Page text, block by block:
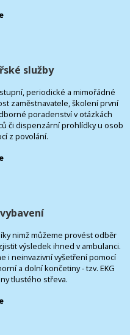
služby
periodické a mimořádné
zaměstnavatele, školení první
poradenství v otázkách
či dispenzární prohlídky u osob
z povolání.
nimž můžeme provést odběr
výsledek ihned v ambulanci.
i neinvazivní vyšetření pomocí
a dolní končetiny - tzv. EKG
tlustého střeva.